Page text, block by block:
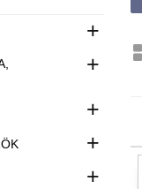
+
+
+
+
+